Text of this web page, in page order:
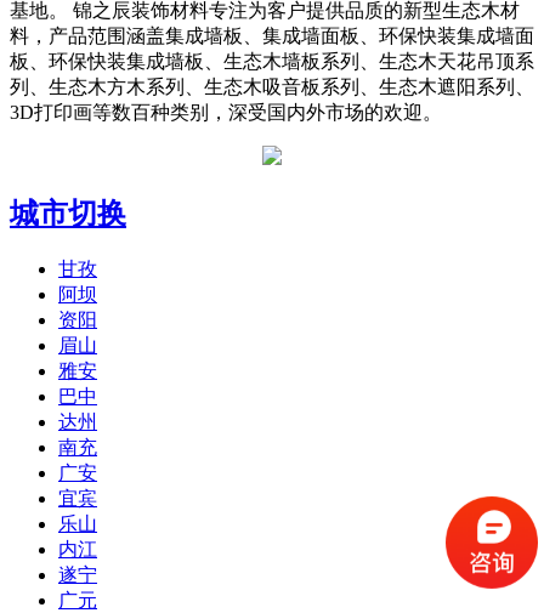
基地。 锦之辰装饰材料专注为客户提供品质的新型生态木材
料，产品范围涵盖集成墙板、集成墙面板、环保快装集成墙面
板、环保快装集成墙板、生态木墙板系列、生态木天花吊顶系
列、生态木方木系列、生态木吸音板系列、生态木遮阳系列、
3D打印画等数百种类别，深受国内外市场的欢迎。
城市切换
甘孜
阿坝
资阳
眉山
雅安
巴中
达州
南充
广安
宜宾
乐山
内江
遂宁
广元